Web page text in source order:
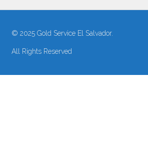
© 2025 Gold Service El Salvador.
All Rights Reserved